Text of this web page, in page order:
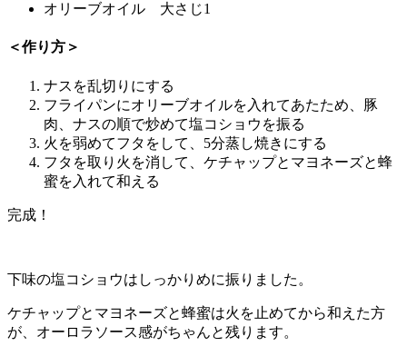
オリーブオイル 大さじ1
＜作り方＞
ナスを乱切りにする
フライパンにオリーブオイルを入れてあたため、豚
肉、ナスの順で炒めて塩コショウを振る
火を弱めてフタをして、5分蒸し焼きにする
フタを取り火を消して、ケチャップとマヨネーズと蜂
蜜を入れて和える
完成！
下味の塩コショウはしっかりめに振りました。
ケチャップとマヨネーズと蜂蜜は火を止めてから和えた方
が、オーロラソース感がちゃんと残ります。